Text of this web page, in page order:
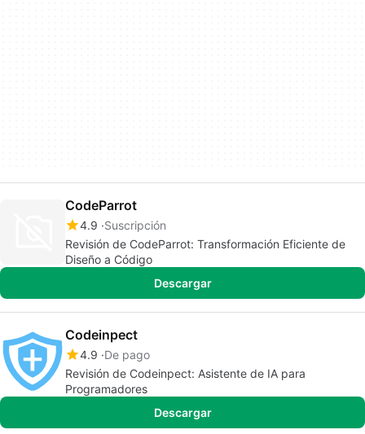
CodeParrot
4.9 Suscripción
Revisión de CodeParrot: Transformación Eficiente de
Diseño a Código
Descargar
Codeinpect
4.9 De pago
Revisión de Codeinpect: Asistente de IA para
Programadores
Descargar